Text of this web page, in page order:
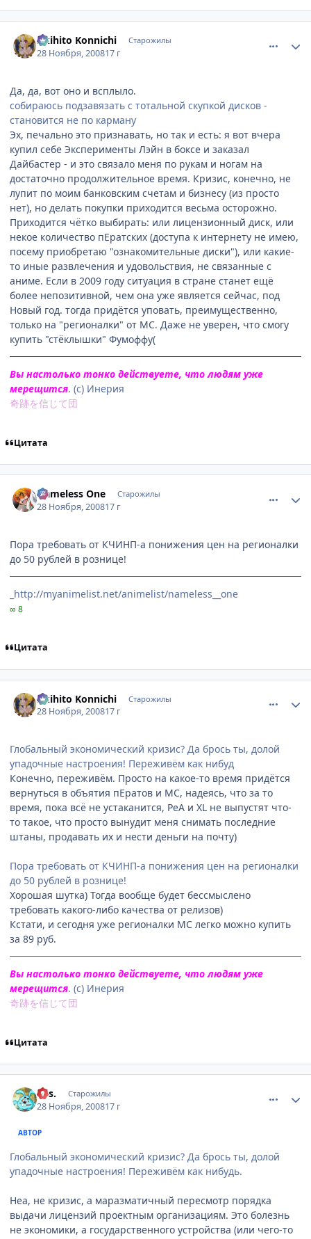
Akihito Konnichi Старожилы
28 Ноября, 200817 г
Да, да, вот оно и всплыло.
собираюсь подзавязать с тотальной скупкой дисков -
становится не по карману
Эх, печально это признавать, но так и есть: я вот вчера
купил себе Эксперименты Лэйн в боксе и заказал
Дайбастер - и это связало меня по рукам и ногам на
достаточно продолжительное время. Кризис, конечно, не
лупит по моим банковским счетам и бизнесу (из просто
нет), но делать покупки приходится весьма осторожно.
Приходится чётко выбирать: или лицензионный диск, или
некое количество пЕратских (доступа к интернету не имею,
посему приобретаю "ознакомительные диски"), или какие-
то иные развлечения и удовольствия, не связанные с
аниме. Если в 2009 году ситуация в стране станет ещё
более непозитивной, чем она уже является сейчас, под
Новый год. тогда придётся уповать, преимущественно,
только на "регионалки" от МС. Даже не уверен, что смогу
купить "стёклышки" Фумоффу(
Вы настолько тонко действуете, что людям уже
мерещится. (с) Инерия
奇跡を信じて団
Цитата
Nameless One Старожилы
28 Ноября, 200817 г
Пора требовать от КЧИНП-а понижения цен на регионалки
до 50 рублей в рознице!
_http://myanimelist.net/animelist/nameless__one
∞ 8
Цитата
Akihito Konnichi Старожилы
28 Ноября, 200817 г
Глобальный экономический кризис? Да брось ты, долой
упадочные настроения! Переживём как нибуд
Конечно, переживём. Просто на какое-то время придётся
вернуться в объятия пЕратов и МС, надеясь, что за то
время, пока всё не устаканится, РеА и XL не выпустят что-
то такое, что просто вынудит меня снимать последние
штаны, продавать их и нести деньги на почту)
Пора требовать от КЧИНП-а понижения цен на регионалки
до 50 рублей в рознице!
Хорошая шутка) Тогда вообще будет бессмыслено
требовать какого-либо качества от релизов)
Кстати, и сегодня уже регионалки МС легко можно купить
за 89 руб.
Вы настолько тонко действуете, что людям уже
мерещится. (с) Инерия
奇跡を信じて団
Цитата
k.is. Старожилы
28 Ноября, 200817 г
АВТОР
Глобальный экономический кризис? Да брось ты, долой
упадочные настроения! Переживём как нибудь.
Неа, не кризис, а маразматичный пересмотр порядка
выдачи лицензий проектным организациям. Это болезнь
не экономики, а государственного устройства (или чего-то